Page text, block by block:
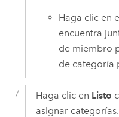
Haga clic en
encuentra
de miembro
de categoría
Haga clic en Listo
asignar categorías.